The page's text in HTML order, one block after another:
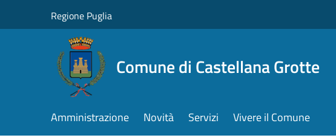
Regione Puglia
Comune di Castellana Grotte
Amministrazione Novità Servizi Vivere il Comune